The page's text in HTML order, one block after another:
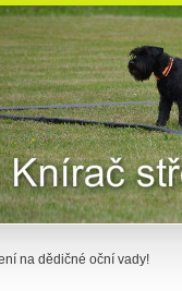
na dědičné oční vady!